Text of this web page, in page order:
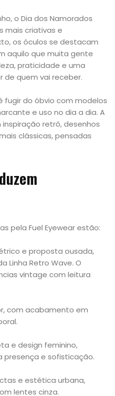
o Dia dos Namorados
mais criativas e
os óculos se destacam
aquilo que muita gente
praticidade e uma
de quem vai receber.
fugir do óbvio com modelos
e uso no dia a dia. A
retrô, desenhos
clássicas, pensadas
pela Fuel Eyewear estão:
e proposta ousada,
Linha Retro Wave. O
vintage com leitura
com acabamento em
e design feminino,
presença e sofisticação.
e estética urbana,
lentes cinza.